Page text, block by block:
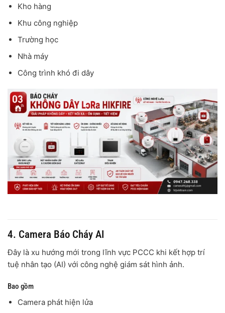
Kho hàng
Khu công nghiệp
Trường học
Nhà máy
Công trình khó đi dây
4. Camera Báo Cháy AI
Đây là xu hướng mới trong lĩnh vực PCCC khi kết hợp trí
tuệ nhân tạo (AI) với công nghệ giám sát hình ảnh.
Bao gồm
Camera phát hiện lửa